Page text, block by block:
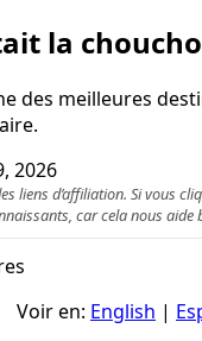
la
des meilleures
2026
liens d’affiliation. Si vous
car cela nous aide
Voir en: English |